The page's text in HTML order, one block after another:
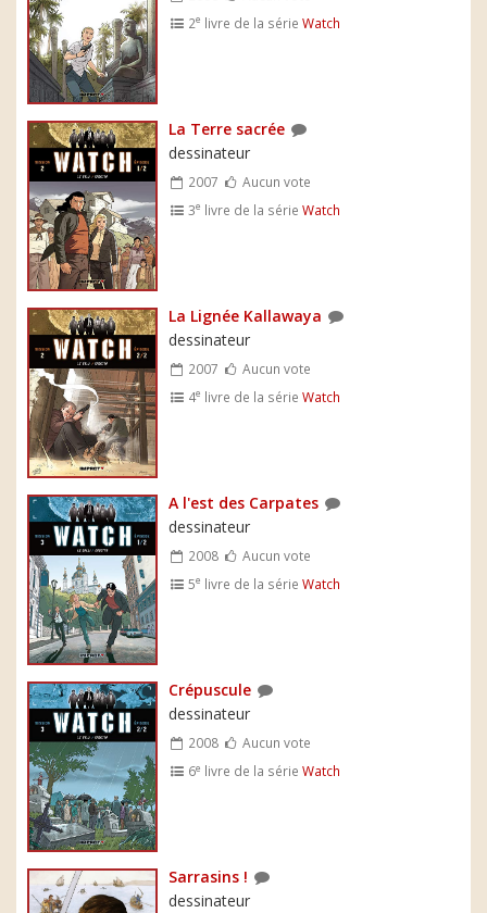
2e livre de la sérieWatch
La Terre sacrée
dessinateur
2007
Aucun vote
3e livre de la sérieWatch
La Lignée Kallawaya
dessinateur
2007
Aucun vote
4e livre de la sérieWatch
A l'est des Carpates
dessinateur
2008
Aucun vote
5e livre de la sérieWatch
Crépuscule
dessinateur
2008
Aucun vote
6e livre de la sérieWatch
Sarrasins !
dessinateur